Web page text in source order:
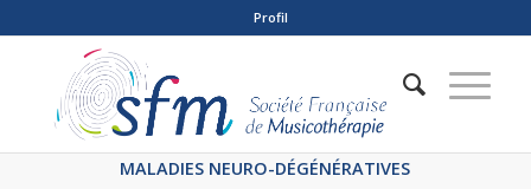
Profil
MALADIES NEURO-DÉGÉNÉRATIVES